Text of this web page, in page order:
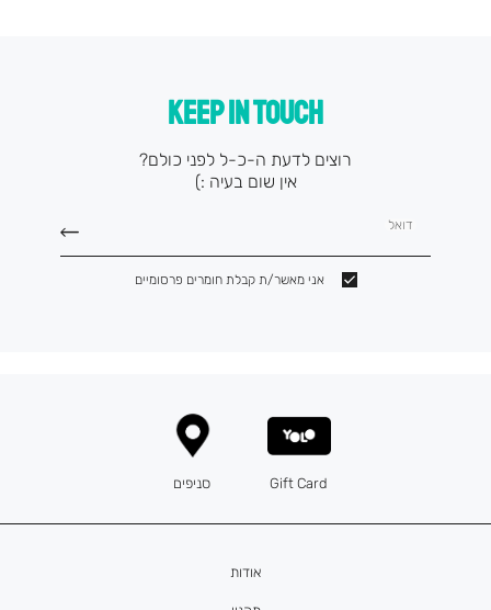
KEEP IN TOUCH
רוצים לדעת ה-כ-ל לפני כולם?
אין שום בעיה :)
דואל
אני מאשר/ת קבלת חומרים פרסומיים
אודות
Gift Card סניפים